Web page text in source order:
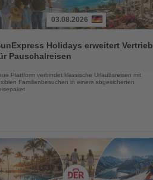
03.08.2026
Holidays erweitert Vertrieb
Pauschalreisen
Plattform verbindet klassische Urlaubsreisen mit
Familienbesuchen in einem abgesicherten